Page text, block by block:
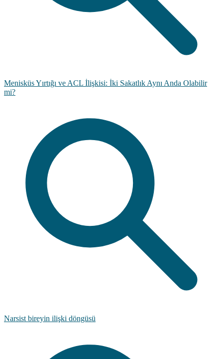
Menisküs Yırtığı ve ACL İlişkisi: İki Sakatlık Aynı Anda Olabilir
mi?
Narsist bireyin ilişki döngüsü